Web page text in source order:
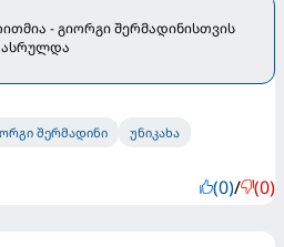
- გიორგი შერმადინისთვის
შერმადინი უნიკახა
(0)/ (0)